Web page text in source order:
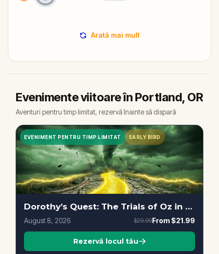
Arată mai mult
Evenimente viitoare în Portland, OR
Aventuri pentru timp limitat, rezervă înainte să dispară
EVENIMENT PENTRU TIMP LIMITAT EARLY BIRD
Dorothy’s Quest: The Trials of Oz in Portland
August 8, 2026 $29.99From $21.99
Rezervă locul tău